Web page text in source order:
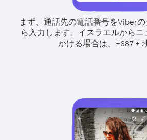
まず、通話先の電話番号をViber
ら入力します。 イスラエルから
かける場合は、
+687+